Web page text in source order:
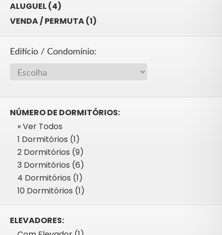
ALUGUEL (4)
VENDA / PERMUTA (1)
Edifício / Condomínio:
NÚMERO DE DORMITÓRIOS:
» Ver Todos
1 Dormitórios (1)
2 Dormitórios (9)
3 Dormitórios (6)
4 Dormitórios (1)
10 Dormitórios (1)
ELEVADORES: